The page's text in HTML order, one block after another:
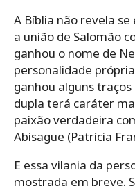
A Bíblia não revela
a união de Salomão
ganhou o nome de
personalidade
ganhou alguns
dupla terá caráter
paixão verdadeira
Abisague (Patrícia
E essa vilania da
mostrada em breve.